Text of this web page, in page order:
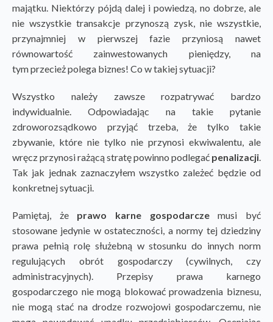
majątku. Niektórzy pójdą dalej i powiedzą, no dobrze, ale
nie wszystkie transakcje przynoszą zysk, nie wszystkie,
przynajmniej w pierwszej fazie przyniosą nawet
równowartość zainwestowanych pieniędzy, na
tym przecież polega biznes! Co w takiej sytuacji?
Wszystko należy zawsze rozpatrywać bardzo
indywidualnie. Odpowiadając na takie pytanie
zdroworozsądkowo przyjąć trzeba, że tylko takie
zbywanie, które nie tylko nie przynosi ekwiwalentu, ale
wręcz przynosi rażącą stratę powinno podlegać penalizacji.
Tak jak jednak zaznaczyłem wszystko zależeć będzie od
konkretnej sytuacji.
Pamiętaj, że prawo karne gospodarczemusi być
stosowane jedynie w ostateczności, a normy tej dziedziny
prawa pełnią rolę służebną w stosunku do innych norm
regulujących obrót gospodarczy (cywilnych, czy
administracyjnych). Przepisy prawa karnego
gospodarczego nie mogą blokować prowadzenia biznesu,
nie mogą stać na drodze rozwojowi gospodarczemu, nie